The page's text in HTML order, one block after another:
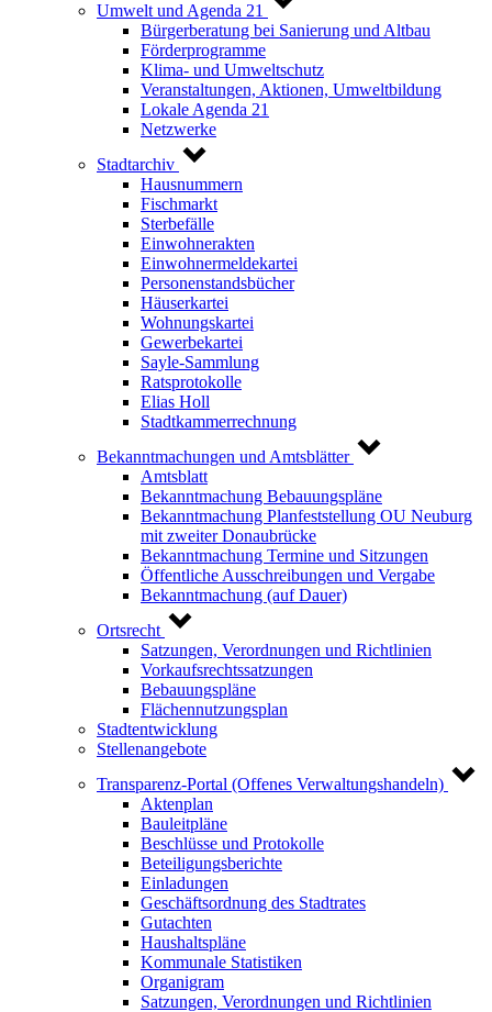
Umwelt und Agenda 21
Bürgerberatung bei Sanierung und Altbau
Förderprogramme
Klima- und Umweltschutz
Veranstaltungen, Aktionen, Umweltbildung
Lokale Agenda 21
Netzwerke
Stadtarchiv
Hausnummern
Fischmarkt
Sterbefälle
Einwohnerakten
Einwohnermeldekartei
Personenstandsbücher
Häuserkartei
Wohnungskartei
Gewerbekartei
Sayle-Sammlung
Ratsprotokolle
Elias Holl
Stadtkammerrechnung
Bekanntmachungen und Amtsblätter
Amtsblatt
Bekanntmachung Bebauungspläne
Bekanntmachung Planfeststellung OU Neuburg
mit zweiter Donaubrücke
Bekanntmachung Termine und Sitzungen
Öffentliche Ausschreibungen und Vergabe
Bekanntmachung (auf Dauer)
Ortsrecht
Satzungen, Verordnungen und Richtlinien
Vorkaufsrechtssatzungen
Bebauungspläne
Flächennutzungsplan
Stadtentwicklung
Stellenangebote
Transparenz-Portal (Offenes Verwaltungshandeln)
Aktenplan
Bauleitpläne
Beschlüsse und Protokolle
Beteiligungsberichte
Einladungen
Geschäftsordnung des Stadtrates
Gutachten
Haushaltspläne
Kommunale Statistiken
Organigram
Satzungen, Verordnungen und Richtlinien